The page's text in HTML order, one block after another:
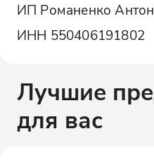
ИП Романенко
ИНН 550406191802
Лучшие
для вас